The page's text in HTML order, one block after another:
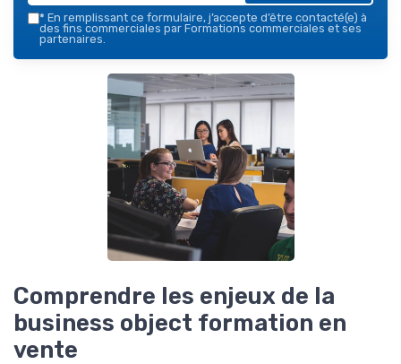
* En remplissant ce formulaire, j’accepte d’être contacté(e) à
des fins commerciales par Formations commerciales et ses
partenaires.
Comprendre les enjeux de la
business object formation en
vente